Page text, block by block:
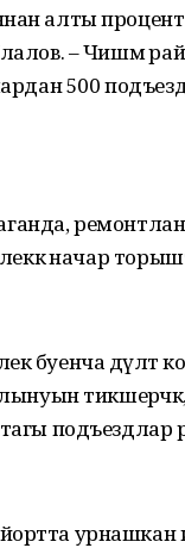
алты
– Чишмә
500
начар
буенча дәүләт
подъездлар
урнашкан